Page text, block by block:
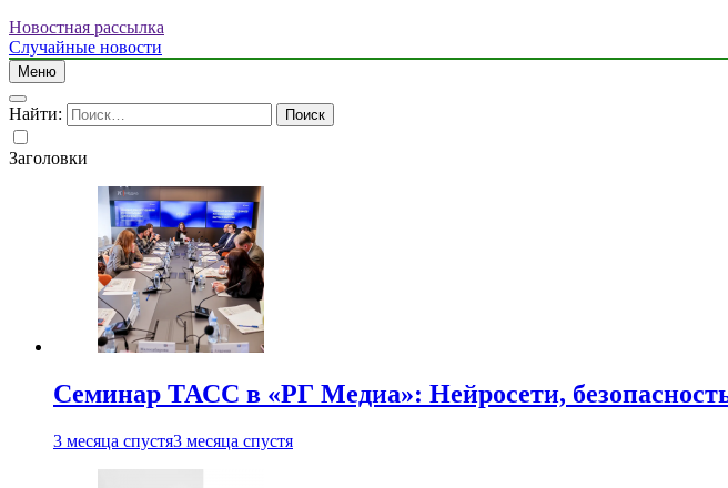
Новостная рассылка
Случайные новости
Меню
Найти:
Заголовки
Семинар ТАСС в «РГ Медиа»: Нейросети,
3 месяца спустя3 месяца спустя